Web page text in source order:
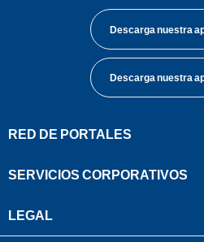
Descarga nuestra
Descarga nuestra
RED DE PORTALES
SERVICIOS CORPORATIVOS
LEGAL